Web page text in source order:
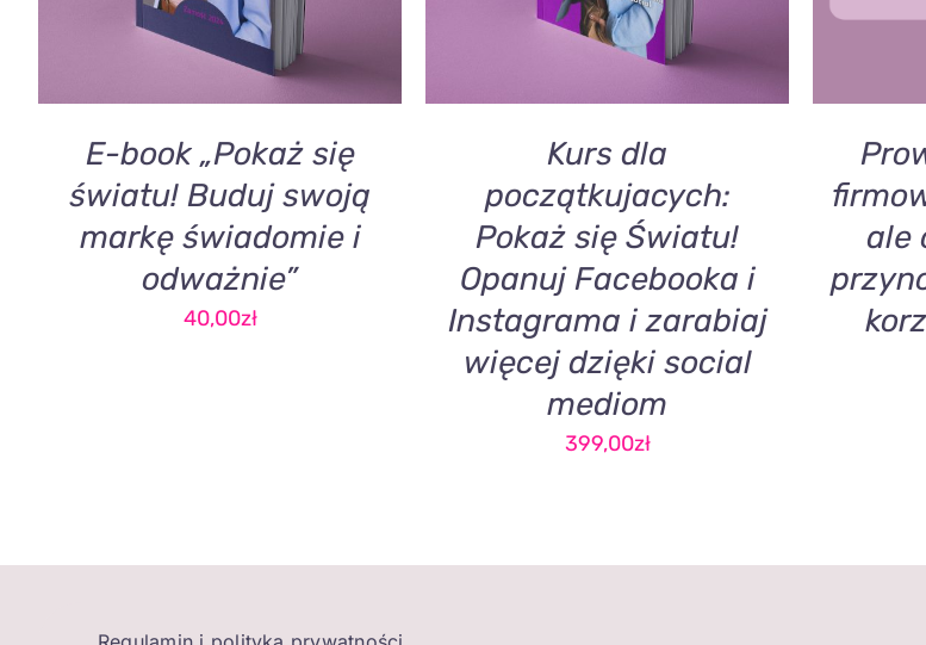
E-book „Pokaż się
światu! Buduj swoją
markę świadomie i
odważnie”
40,00zł
Kurs dla
początkujacych:
Pokaż się Światu!
Opanuj Facebooka i
Instagrama i zarabiaj
więcej dzięki social
mediom
399,00zł
ale